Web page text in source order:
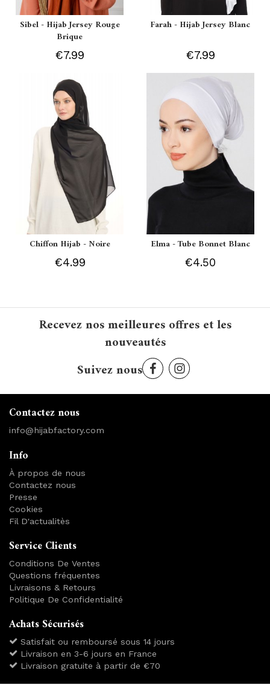
Sibel - Hijab Jersey Rouge
Brique
€7.99
Farah - Hijab Jersey Blanc
€7.99
Chiffon Hijab - Noire
€4.99
Elma - Tube Bonnet Blanc
€4.50
Recevez nos meilleures offres et les
nouveautés
Suivez nous
Contactez nous
info@hijabfactory.com
Info
À propos de nous
Contactez nous
Presse
Cookies
Fil D'actualitès
Service Clients
Conditions De Ventes
Questions fréquentes
Livraisons & Retours
Politique De Confidentialité
Achats Sécurisés
Satisfait ou remboursé sous 14 jours
Livraison en 3-6 jours en France
Livraison gratuite à partir de €70